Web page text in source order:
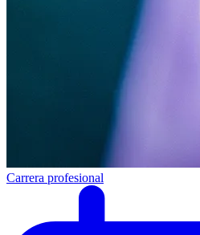
Carrera profesional